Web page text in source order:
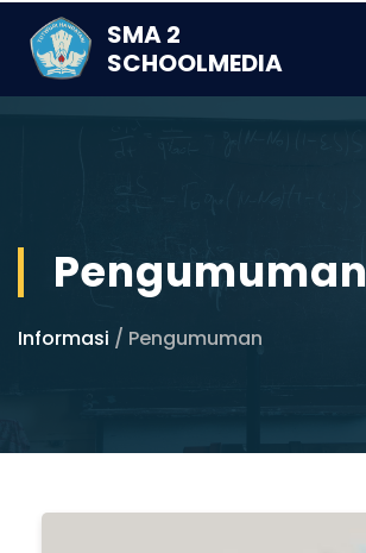
SMA 2
SCHOOLMEDIA
Pengumuman
Informasi / Pengumuman